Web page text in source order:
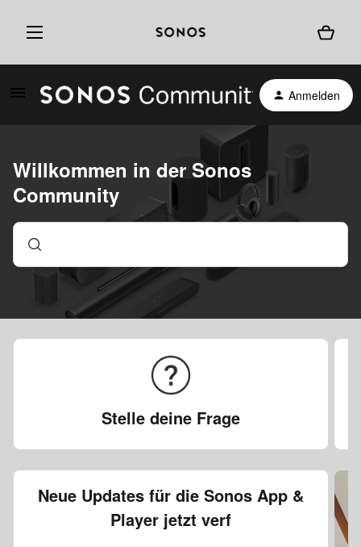
Anmelden
Willkommen in der Sonos
Community
Bleib über die neuesten Themen informiert
Stelle Deine Frage hier
Stelle deine Frage
Neue Updates für die Sonos App &
Player jetzt verf